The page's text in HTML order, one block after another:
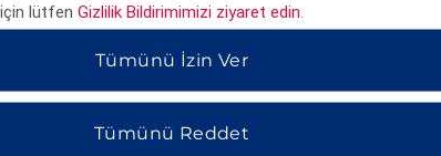
için lütfen Gizlilik Bildirimimizi ziyaret edin
Tümünü İzin Ver
Tümünü Reddet